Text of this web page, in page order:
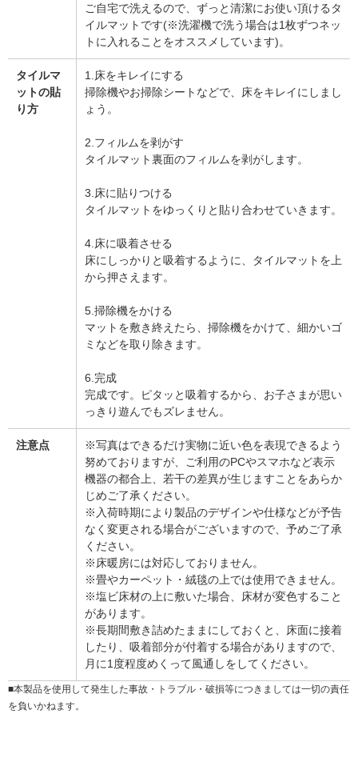
ご自宅で洗えるので、ずっと清潔にお使い頂けるタ
イルマットです(※洗濯機で洗う場合は1枚ずつネッ
トに入れることをオススメしています)。
タイルマ
ットの貼
り方
1.床をキレイにする
掃除機やお掃除シートなどで、床をキレイにしまし
ょう。
2.フィルムを剥がす
タイルマット裏面のフィルムを剥がします。
3.床に貼りつける
タイルマットをゆっくりと貼り合わせていきます。
4.床に吸着させる
床にしっかりと吸着するように、タイルマットを上
から押さえます。
5.掃除機をかける
マットを敷き終えたら、掃除機をかけて、細かいゴ
ミなどを取り除きます。
6.完成
完成です。ピタッと吸着するから、お子さまが思い
っきり遊んでもズレません。
注意点
※写真はできるだけ実物に近い色を表現できるよう
努めておりますが、ご利用のPCやスマホなど表示
機器の都合上、若干の差異が生じますことをあらか
じめご了承ください。
※入荷時期により製品のデザインや仕様などが予告
なく変更される場合がございますので、予めご了承
ください。
※床暖房には対応しておりません。
※畳やカーペット・絨毯の上では使用できません。
※塩ビ床材の上に敷いた場合、床材が変色すること
があります。
※長期間敷き詰めたままにしておくと、床面に接着
したり、吸着部分が付着する場合がありますので、
月に1度程度めくって風通しをしてください。
■本製品を使用して発生した事故・トラブル・破損等につきましては一切の責任
を負いかねます。